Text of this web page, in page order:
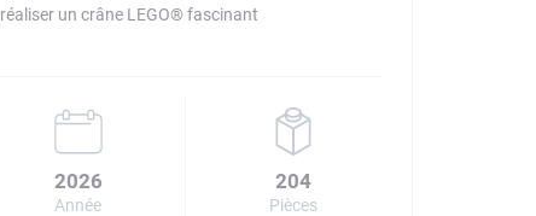
un crâne LEGO® fascinant
2026
Année
204
Pièces